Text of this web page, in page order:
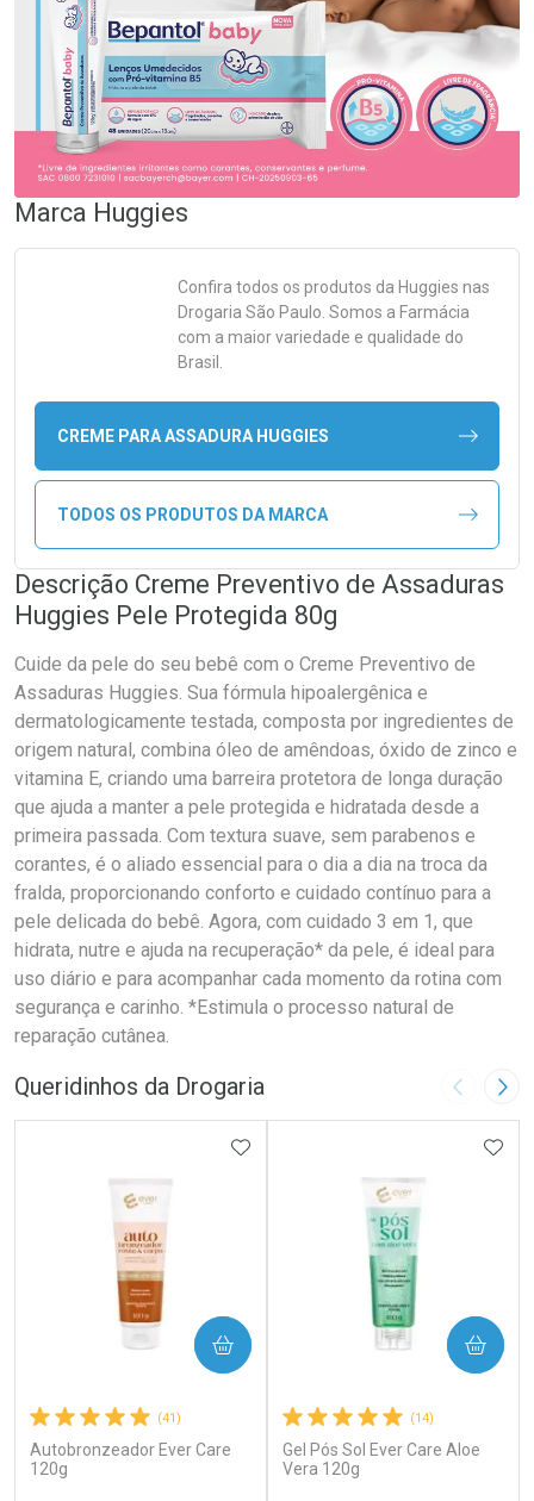
Marca Huggies
Confira todos os produtos da Huggies nas
Drogaria São Paulo. Somos a Farmácia
com a maior variedade e qualidade do
Brasil.
CREME PARA ASSADURA HUGGIES
TODOS OS PRODUTOS DA MARCA
Descrição Creme Preventivo de Assaduras
Huggies Pele Protegida 80g
Cuide da pele do seu bebê com o Creme Preventivo de
Assaduras Huggies. Sua fórmula hipoalergênica e
dermatologicamente testada, composta por ingredientes de
origem natural, combina óleo de amêndoas, óxido de zinco e
vitamina E, criando uma barreira protetora de longa duração
que ajuda a manter a pele protegida e hidratada desde a
primeira passada. Com textura suave, sem parabenos e
corantes, é o aliado essencial para o dia a dia na troca da
fralda, proporcionando conforto e cuidado contínuo para a
pele delicada do bebê. Agora, com cuidado 3 em 1, que
hidrata, nutre e ajuda na recuperação* da pele, é ideal para
uso diário e para acompanhar cada momento da rotina com
segurança e carinho. *Estimula o processo natural de
reparação cutânea.
Queridinhos da Drogaria Imagem
(41)
Autobronzeador Ever Care
120g
ADICIONAR AOS FAVORITOS
COMPRAR
(14)
Gel Pós Sol Ever Care Aloe
Vera 120g
COMPRAR